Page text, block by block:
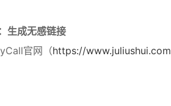
生成无感链接
官网（https://www.juliushui.com